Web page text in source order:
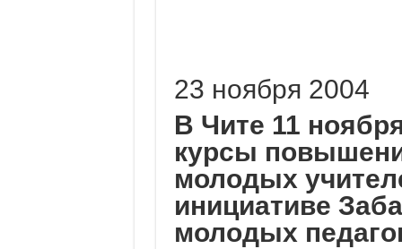
23 ноября 2004
В Чите 11
курсы
молодых
инициативе
молодых